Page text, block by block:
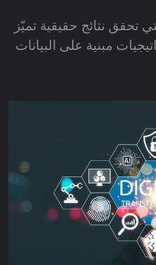
تحقق نتائج حقيقية تميّز
مبنية على البيانات